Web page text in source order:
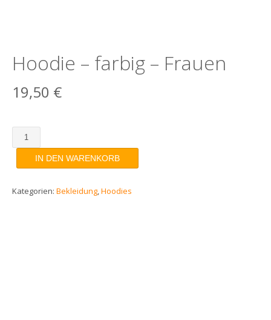
Hoodie – farbig – Frauen
19,50 €
Hoodie
-
Frauen
IN DEN WARENKORB
Kategorien: Bekleidung,Hoodies